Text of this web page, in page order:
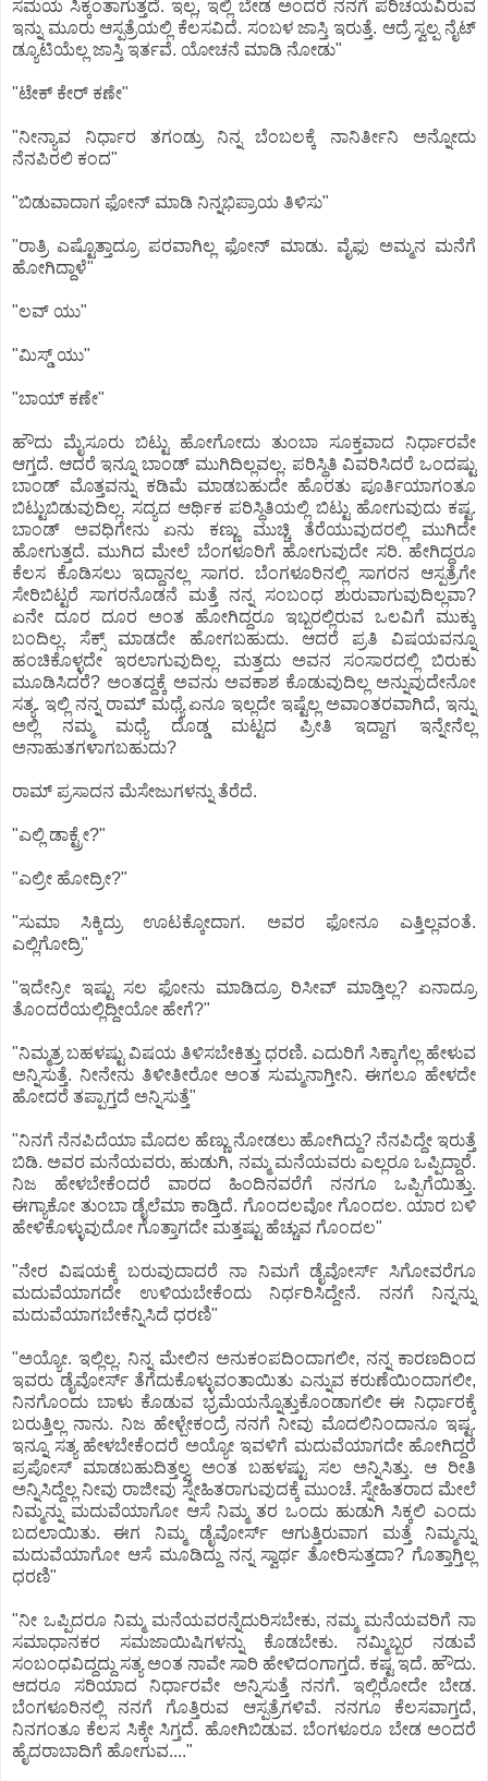
ಸಮಯ ಸಿಕ್ಕಂತಾಗುತ್ತದೆ. ಇಲ್ಲ, ಇಲ್ಲಿ ಬೇಡ ಅಂದರೆ ನನಗೆ ಪರಿಚಯವಿರುವ
ಇನ್ನು ಮೂರು ಆಸ್ಪತ್ರೆಯಲ್ಲಿ ಕೆಲಸವಿದೆ. ಸಂಬಳ ಜಾಸ್ತಿ ಇರುತ್ತೆ. ಆದ್ರೆ ಸ್ವಲ್ಪ ನೈಟ್
ಡ್ಯೂಟಿಯೆಲ್ಲ ಜಾಸ್ತಿ ಇರ್ತವೆ. ಯೋಚನೆ ಮಾಡಿ ನೋಡು"
"ಟೇಕ್ ಕೇರ್ ಕಣೇ"
"ನೀನ್ಯಾವ ನಿರ್ಧಾರ ತಗಂಡ್ರು ನಿನ್ನ ಬೆಂಬಲಕ್ಕೆ ನಾನಿರ್ತೀನಿ ಅನ್ನೋದು
ನೆನಪಿರಲಿ ಕಂದ"
"ಬಿಡುವಾದಾಗ ಫೋನ್ ಮಾಡಿ ನಿನ್ನಭಿಪ್ರಾಯ ತಿಳಿಸು"
"ರಾತ್ರಿ ಎಷ್ಟೊತ್ತಾದ್ರೂ ಪರವಾಗಿಲ್ಲ ಫೋನ್ ಮಾಡು. ವೈಫು ಅಮ್ಮನ ಮನೆಗೆ
ಹೋಗಿದ್ದಾಳೆ"
"ಲವ್ ಯು"
"ಮಿಸ್ಡ್ ಯು"
"ಬಾಯ್ ಕಣೇ"
ಹೌದು ಮೈಸೂರು ಬಿಟ್ಟು ಹೋಗೋದು ತುಂಬಾ ಸೂಕ್ತವಾದ ನಿರ್ಧಾರವೇ
ಆಗ್ತದೆ. ಆದರೆ ಇನ್ನೂ ಬಾಂಡ್ ಮುಗಿದಿಲ್ಲವಲ್ಲ. ಪರಿಸ್ಥಿತಿ ವಿವರಿಸಿದರೆ ಒಂದಷ್ಟು
ಬಾಂಡ್ ಮೊತ್ತವನ್ನು ಕಡಿಮೆ ಮಾಡಬಹುದೇ ಹೊರತು ಪೂರ್ತಿಯಾಗಂತೂ
ಬಿಟ್ಟುಬಿಡುವುದಿಲ್ಲ. ಸದ್ಯದ ಆರ್ಥಿಕ ಪರಿಸ್ಥಿತಿಯಲ್ಲಿ ಬಿಟ್ಟು ಹೋಗುವುದು ಕಷ್ಟ.
ಬಾಂಡ್ ಅವಧಿಗೇನು ಏನು ಕಣ್ಣು ಮುಚ್ಚಿ ತೆರೆಯುವುದರಲ್ಲಿ ಮುಗಿದೇ
ಹೋಗುತ್ತದೆ. ಮುಗಿದ ಮೇಲೆ ಬೆಂಗಳೂರಿಗೆ ಹೋಗುವುದೇ ಸರಿ. ಹೇಗಿದ್ದರೂ
ಕೆಲಸ ಕೊಡಿಸಲು ಇದ್ದಾನಲ್ಲ ಸಾಗರ. ಬೆಂಗಳೂರಿನಲ್ಲಿ ಸಾಗರನ ಆಸ್ಪತ್ರೆಗೇ
ಸೇರಿಬಿಟ್ಟರೆ ಸಾಗರನೊಡನೆ ಮತ್ತೆ ನನ್ನ ಸಂಬಂಧ ಶುರುವಾಗುವುದಿಲ್ಲವಾ?
ಏನೇ ದೂರ ದೂರ ಅಂತ ಹೋಗಿದ್ದರೂ ಇಬ್ಬರಲ್ಲಿರುವ ಒಲವಿಗೆ ಮುಕ್ಕು
ಬಂದಿಲ್ಲ. ಸೆಕ್ಸ್ ಮಾಡದೇ ಹೋಗಬಹುದು. ಆದರೆ ಪ್ರತಿ ವಿಷಯವನ್ನೂ
ಹಂಚಿಕೊಳ್ಳದೇ ಇರಲಾಗುವುದಿಲ್ಲ. ಮತ್ತದು ಅವನ ಸಂಸಾರದಲ್ಲಿ ಬಿರುಕು
ಮೂಡಿಸಿದರೆ? ಅಂತದ್ದಕ್ಕೆ ಅವನು ಅವಕಾಶ ಕೊಡುವುದಿಲ್ಲ ಅನ್ನುವುದೇನೋ
ಸತ್ಯ. ಇಲ್ಲಿ ನನ್ನ ರಾಮ್ ಮಧ್ಯೆ ಏನೂ ಇಲ್ಲದೇ ಇಷ್ಟೆಲ್ಲ ಅವಾಂತರವಾಗಿದೆ, ಇನ್ನು
ಅಲ್ಲಿ ನಮ್ಮ ಮಧ್ಯೆ ದೊಡ್ಡ ಮಟ್ಟದ ಪ್ರೀತಿ ಇದ್ದಾಗ ಇನ್ನೇನೆಲ್ಲ
ಅನಾಹುತಗಳಾಗಬಹುದು?
ರಾಮ್ ಪ್ರಸಾದನ ಮೆಸೇಜುಗಳನ್ನು ತೆರೆದೆ.
"ಎಲ್ಲಿ ಡಾಕ್ಟ್ರೇ?"
"ಎಲ್ರೀ ಹೋದ್ರೀ?"
"ಸುಮಾ ಸಿಕ್ಕಿದ್ರು ಊಟಕ್ಕೋದಾಗ. ಅವರ ಫೋನೂ ಎತ್ತಿಲ್ಲವಂತೆ.
ಎಲ್ಲಿಗೋದ್ರಿ"
"ಇದೇನ್ರೀ ಇಷ್ಟು ಸಲ ಫೋನು ಮಾಡಿದ್ರೂ ರಿಸೀವ್ ಮಾಡ್ತಿಲ್ಲ? ಏನಾದ್ರೂ
ತೊಂದರೆಯಲ್ಲಿದ್ದೀಯೋ ಹೇಗೆ?"
"ನಿಮ್ಮತ್ರ ಬಹಳಷ್ಟು ವಿಷಯ ತಿಳಿಸಬೇಕಿತ್ತು ಧರಣಿ. ಎದುರಿಗೆ ಸಿಕ್ಕಾಗೆಲ್ಲ ಹೇಳುವ
ಅನ್ನಿಸುತ್ತೆ. ನೀನೇನು ತಿಳೀತೀರೋ ಅಂತ ಸುಮ್ಮನಾಗ್ತೀನಿ. ಈಗಲೂ ಹೇಳದೇ
ಹೋದರೆ ತಪ್ಪಾಗ್ತದೆ ಅನ್ನಿಸುತ್ತೆ"
"ನಿನಗೆ ನೆನಪಿದೆಯಾ ಮೊದಲ ಹೆಣ್ಣು ನೋಡಲು ಹೋಗಿದ್ದು? ನೆನಪಿದ್ದೇ ಇರುತ್ತೆ
ಬಿಡಿ. ಅವರ ಮನೆಯವರು, ಹುಡುಗಿ, ನಮ್ಮ ಮನೆಯವರು ಎಲ್ಲರೂ ಒಪ್ಪಿದ್ದಾರೆ.
ನಿಜ ಹೇಳಬೇಕೆಂದರೆ ವಾರದ ಹಿಂದಿನವರೆಗೆ ನನಗೂ ಒಪ್ಪಿಗೆಯಿತ್ತು.
ಈಗ್ಯಾಕೋ ತುಂಬಾ ಡೈಲೆಮಾ ಕಾಡ್ತಿದೆ. ಗೊಂದಲವೋ ಗೊಂದಲ. ಯಾರ ಬಳಿ
ಹೇಳಿಕೊಳ್ಳುವುದೋ ಗೊತ್ತಾಗದೇ ಮತ್ತಷ್ಟು ಹೆಚ್ಚುವ ಗೊಂದಲ"
"ನೇರ ವಿಷಯಕ್ಕೆ ಬರುವುದಾದರೆ ನಾ ನಿಮಗೆ ಡೈವೋರ್ಸ್ ಸಿಗೋವರೆಗೂ
ಮದುವೆಯಾಗದೇ ಉಳಿಯಬೇಕೆಂದು ನಿರ್ಧರಿಸಿದ್ದೇನೆ. ನನಗೆ ನಿನ್ನನ್ನು
ಮದುವೆಯಾಗಬೇಕೆನ್ನಿಸಿದೆ ಧರಣಿ"
"ಅಯ್ಯೋ. ಇಲ್ಲಿಲ್ಲ. ನಿನ್ನ ಮೇಲಿನ ಅನುಕಂಪದಿಂದಾಗಲೀ, ನನ್ನ ಕಾರಣದಿಂದ
ಇವರು ಡೈವೋರ್ಸ್ ತೆಗೆದುಕೊಳ್ಳುವಂತಾಯಿತು ಎನ್ನುವ ಕರುಣೆಯಿಂದಾಗಲೀ,
ನಿನಗೊಂದು ಬಾಳು ಕೊಡುವ ಭ್ರಮೆಯನ್ನೊತ್ತುಕೊಂಡಾಗಲೀ ಈ ನಿರ್ಧಾರಕ್ಕೆ
ಬರುತ್ತಿಲ್ಲ ನಾನು. ನಿಜ ಹೇಳ್ಬೇಕಂದ್ರೆ ನನಗೆ ನೀವು ಮೊದಲಿನಿಂದಾನೂ ಇಷ್ಟ.
ಇನ್ನೂ ಸತ್ಯ ಹೇಳಬೇಕೆಂದರೆ ಅಯ್ಯೋ ಇವಳಿಗೆ ಮದುವೆಯಾಗದೇ ಹೋಗಿದ್ದರೆ
ಪ್ರಪೋಸ್ ಮಾಡಬಹುದಿತ್ತಲ್ವ ಅಂತ ಬಹಳಷ್ಟು ಸಲ ಅನ್ನಿಸಿತ್ತು. ಆ ರೀತಿ
ಅನ್ನಿಸಿದ್ದೆಲ್ಲ ನೀವು ರಾಜೀವು ಸ್ನೇಹಿತರಾಗುವುದಕ್ಕೆ ಮುಂಚೆ. ಸ್ನೇಹಿತರಾದ ಮೇಲೆ
ನಿಮ್ಮನ್ನು ಮದುವೆಯಾಗೋ ಆಸೆ ನಿಮ್ಮ ತರ ಒಂದು ಹುಡುಗಿ ಸಿಕ್ಕಲಿ ಎಂದು
ಬದಲಾಯಿತು. ಈಗ ನಿಮ್ಮ ಡೈವೋರ್ಸ್ ಆಗುತ್ತಿರುವಾಗ ಮತ್ತೆ ನಿಮ್ಮನ್ನು
ಮದುವೆಯಾಗೋ ಆಸೆ ಮೂಡಿದ್ದು ನನ್ನ ಸ್ವಾರ್ಥ ತೋರಿಸುತ್ತದಾ? ಗೊತ್ತಾಗ್ತಿಲ್ಲ
ಧರಣಿ"
"ನೀ ಒಪ್ಪಿದರೂ ನಿಮ್ಮ ಮನೆಯವರನ್ನೆದುರಿಸಬೇಕು, ನಮ್ಮ ಮನೆಯವರಿಗೆ ನಾ
ಸಮಾಧಾನಕರ ಸಮಜಾಯಿಷಿಗಳನ್ನು ಕೊಡಬೇಕು. ನಮ್ಮಿಬ್ಬರ ನಡುವೆ
ಸಂಬಂಧವಿದ್ದದ್ದು ಸತ್ಯ ಅಂತ ನಾವೇ ಸಾರಿ ಹೇಳಿದಂಗಾಗ್ತದೆ. ಕಷ್ಟ ಇದೆ. ಹೌದು.
ಆದರೂ ಸರಿಯಾದ ನಿರ್ಧಾರವೇ ಅನ್ನಿಸುತ್ತೆ ನನಗೆ. ಇಲ್ಲಿರೋದೇ ಬೇಡ.
ಬೆಂಗಳೂರಿನಲ್ಲಿ ನನಗೆ ಗೊತ್ತಿರುವ ಆಸ್ಪತ್ರೆಗಳಿವೆ. ನನಗೂ ಕೆಲಸವಾಗ್ತದೆ,
ನಿನಗಂತೂ ಕೆಲಸ ಸಿಕ್ಕೇ ಸಿಗ್ತದೆ. ಹೋಗಿಬಿಡುವ. ಬೆಂಗಳೂರೂ ಬೇಡ ಅಂದರೆ
ಹೈದರಾಬಾದಿಗೆ ಹೋಗುವ...."